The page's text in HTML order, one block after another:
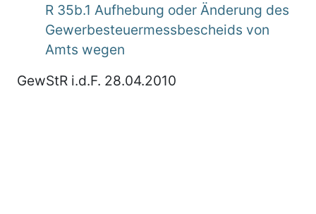
R 35b.1 Aufhebung oder Änderung des
Gewerbesteuermessbescheids von
Amts wegen
GewStR i.d.F. 28.04.2010